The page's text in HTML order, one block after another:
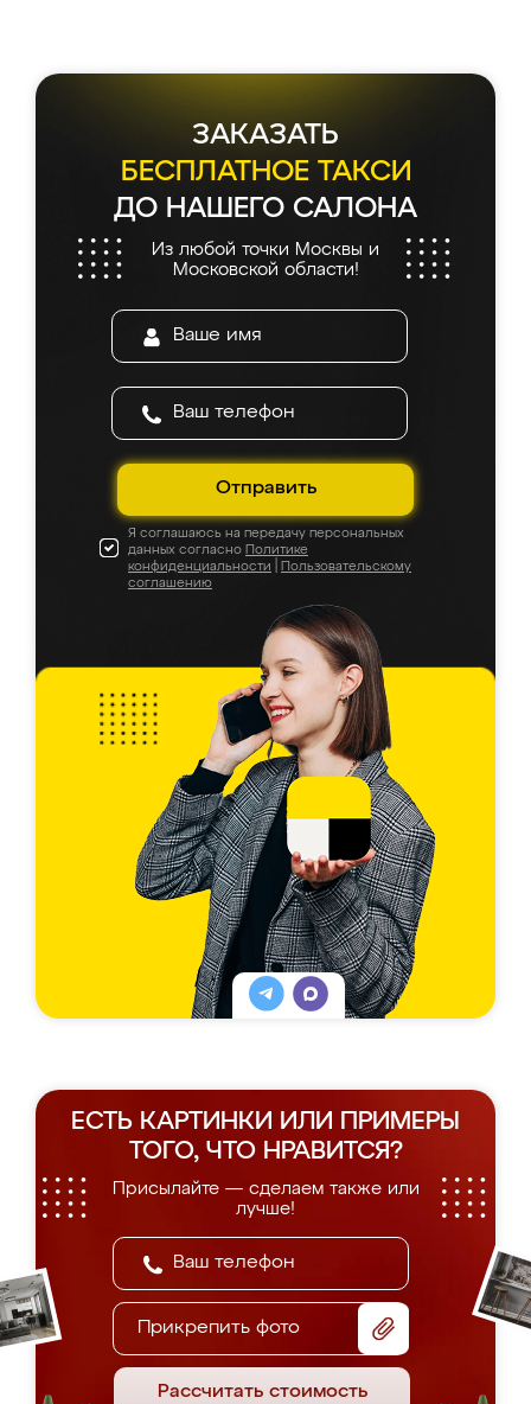
ЗАКАЗАТЬ
БЕСПЛАТНОЕ ТАКСИ
ДО НАШЕГО САЛОНА
Из любой точки Москвы и
Московской области!
Отправить
Я соглашаюсь на передачу персональных
данных согласно
Политике
конфиденциальности
Пользовательскому
соглашению
ЕСТЬ КАРТИНКИ ИЛИ ПРИМЕРЫ
ТОГО, ЧТО НРАВИТСЯ?
Присылайте — сделаем также или
лучше!
Прикрепить фото
Рассчитать стоимость